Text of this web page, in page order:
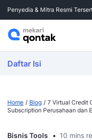
Penyedia & Mitra Resmi
Daftar Isi
Home Blog
7 Virtual Credit
Subscription Perusahaan dan
Bisnis Tools 10 mins